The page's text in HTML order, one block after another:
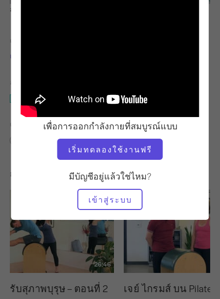
เพื่อการออกกำลังกายที่สมบูรณ์แบบ
เริ่มทดลองใช้งานฟรี
มีบัญชีอยู่แล้วใช่ไหม?
เข้าสู่ระบบ
สังเกตและเรียนรู้
ครู
แคร์รี่ รุสโซ
อุปกรณ์ที่ต้องใช้
บันไดถัง
ค้นหาชั้นเรียนที่คล้ายคลึงกันสำหรับ
บันไดถัง
การออกกำลังกายอื่น ๆ ที่คุณอาจชอบ
26:46
รับสุภาพบุรุษ – ตอนที่ 2 เจย์ ไกรมส์ บน